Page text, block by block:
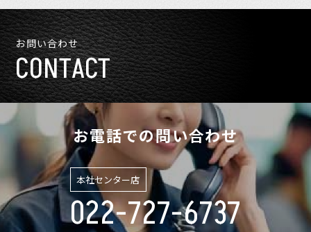
お問い合わせ
CONTACT
お電話での問い合わせ
本社センター店
022-727-6737